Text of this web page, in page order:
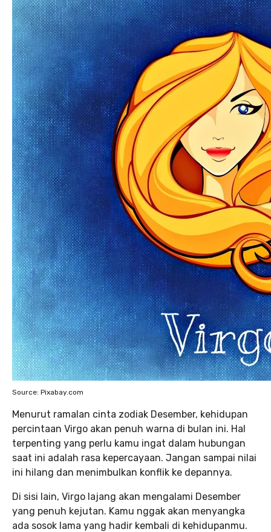
Source: Pixabay.com
Menurut ramalan cinta zodiak Desember, kehidupan
percintaan Virgo akan penuh warna di bulan ini. Hal
terpenting yang perlu kamu ingat dalam hubungan
saat ini adalah rasa kepercayaan. Jangan sampai nilai
ini hilang dan menimbulkan konflik ke depannya.
Di sisi lain, Virgo lajang akan mengalami Desember
yang penuh kejutan. Kamu nggak akan menyangka
ada sosok lama yang hadir kembali di kehidupanmu.